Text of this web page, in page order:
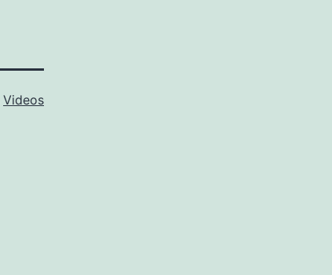
Videos